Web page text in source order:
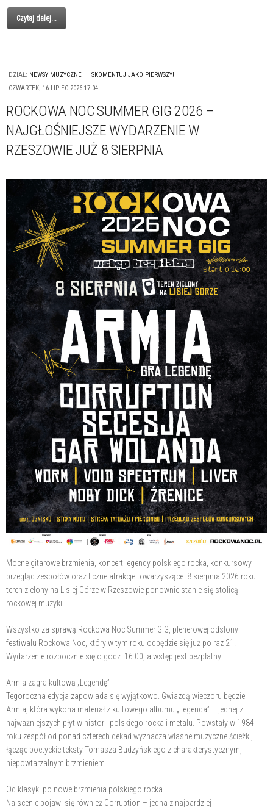
Czytaj dalej...
DZIAŁ: NEWSY MUZYCZNE
SKOMENTUJ JAKO PIERWSZY!
CZWARTEK, 16 LIPIEC 2026 17:04
ROCKOWA NOC SUMMER GIG 2026 –
NAJGŁOŚNIEJSZE WYDARZENIE W
RZESZOWIE JUŻ 8 SIERPNIA
Mocne gitarowe brzmienia, koncert legendy polskiego rocka, konkursowy
przegląd zespołów oraz liczne atrakcje towarzyszące. 8 sierpnia 2026 roku
teren zielony na Lisiej Górze w Rzeszowie ponownie stanie się stolicą
rockowej muzyki.
Wszystko za sprawą Rockowa Noc Summer GIG, plenerowej odsłony
festiwalu Rockowa Noc, który w tym roku odbędzie się już po raz 21.
Wydarzenie rozpocznie się o godz. 16.00, a wstęp jest bezpłatny.
Armia zagra kultową „Legendę”
Tegoroczna edycja zapowiada się wyjątkowo. Gwiazdą wieczoru będzie
Armia, która wykona materiał z kultowego albumu „Legenda” – jednej z
najważniejszych płyt w historii polskiego rocka i metalu. Powstały w 1984
roku zespół od ponad czterech dekad wyznacza własne muzyczne ścieżki,
łącząc poetyckie teksty Tomasza Budzyńskiego z charakterystycznym,
niepowtarzalnym brzmieniem.
Od klasyki po nowe brzmienia polskiego rocka
Na scenie pojawi się również Corruption – jedna z najbardziej